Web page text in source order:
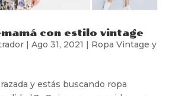
con estilo vintage
| Ago 31, 2021 | Ropa Vintage y
y estás buscando ropa